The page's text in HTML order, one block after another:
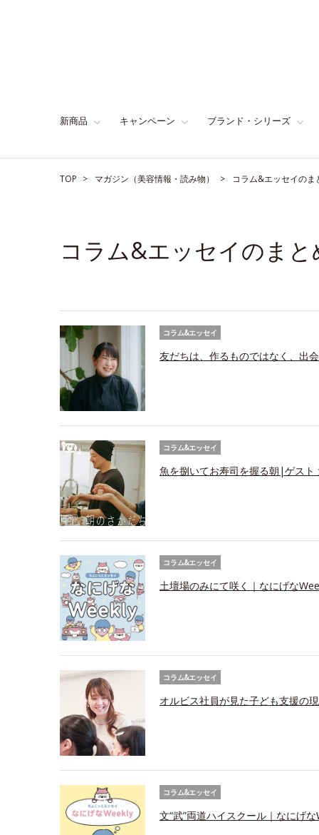
新商品 キャンペーン ブランド・シリーズ
TOP マガジン（美容情報・読み物） コラム&エッセイのま
コラム&エッセイのまと
コラム&エッセイ
友だちは、作るものではなく、出
コラム&エッセイ
魚を捌いてお寿司を握る朝|ゲスト
コラム&エッセイ
土壇場のみにて咲く｜なにげな
コラム&エッセイ
オルビス社員が見た子ども支援の
コラム&エッセイ
文“武”両道ハイスクール｜なにげ